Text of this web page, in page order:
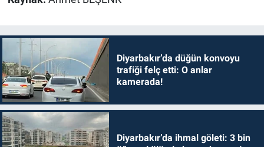
Diyarbakır’da düğün konvoyu
trafiği felç etti: O anlar
kamerada!
Diyarbakır’da ihmal göleti: 3 bin